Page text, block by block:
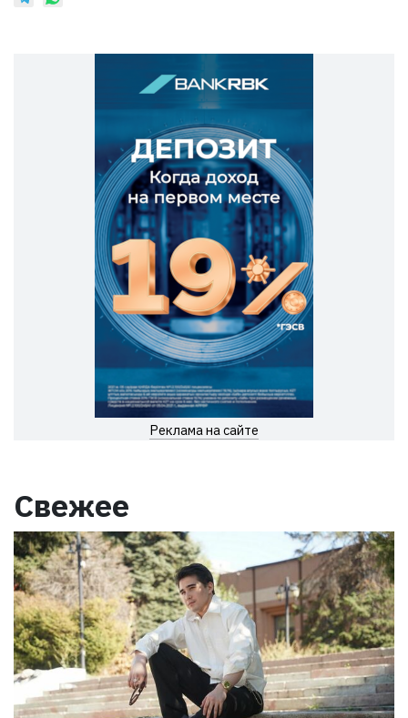
Реклама на сайте
Свежее